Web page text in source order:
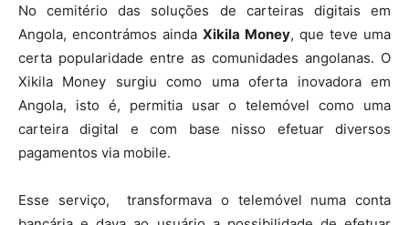
No cemitério das soluções de carteiras digitais em
Angola, encontrámos ainda Xikila Money, que teve uma
certa popularidade entre as comunidades angolanas. O
Xikila Money surgiu como uma oferta inovadora em
Angola, isto é, permitia usar o telemóvel como uma
carteira digital e com base nisso efetuar diversos
pagamentos via mobile.
Esse serviço, transformava o telemóvel numa conta